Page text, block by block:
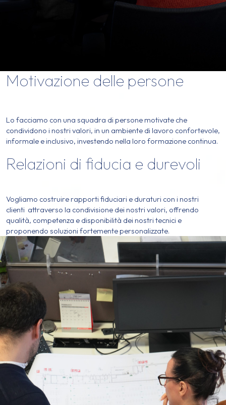
Motivazione delle persone
Lo facciamo con una squadra di persone motivate che
condividono i nostri valori, in un ambiente di lavoro confortevole,
informale e inclusivo, investendo nella loro formazione continua.
Relazioni di fiducia e durevoli
Vogliamo costruire rapporti fiduciari e duraturi con i nostri
clienti attraverso la condivisione dei nostri valori, offrendo
qualità, competenza e disponibilità dei nostri tecnici e
proponendo soluzioni fortemente personalizzate.